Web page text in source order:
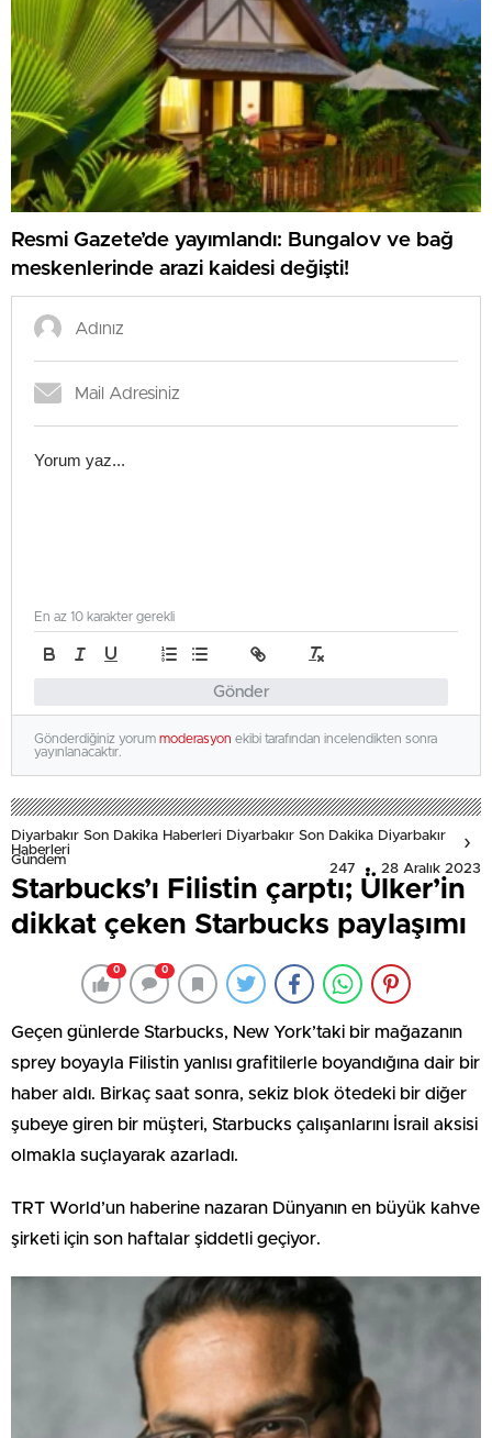
Resmi Gazete’de yayımlandı: Bungalov ve bağ
meskenlerinde arazi kaidesi değişti!
Gönder
En az 10 karakter gerekli
Gönderdiğiniz yorum moderasyon ekibi tarafından incelendikten sonra
yayınlanacaktır.
Diyarbakır Son Dakika Haberleri Diyarbakır Son Dakika Diyarbakır
Haberleri
Gündem
247 28 Aralık 2023
Starbucks’ı Filistin çarptı; Ülker’in
dikkat çeken Starbucks paylaşımı
0 0
Geçen günlerde Starbucks, New York’taki bir mağazanın
sprey boyayla Filistin yanlısı grafitilerle boyandığına dair bir
haber aldı. Birkaç saat sonra, sekiz blok ötedeki bir diğer
şubeye giren bir müşteri, Starbucks çalışanlarını İsrail aksisi
olmakla suçlayarak azarladı.
TRT World’un haberine nazaran Dünyanın en büyük kahve
şirketi için son haftalar şiddetli geçiyor.